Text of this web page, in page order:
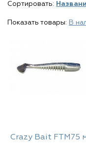
Сортировать:
Показать товары: В
Crazy Bait FTM75